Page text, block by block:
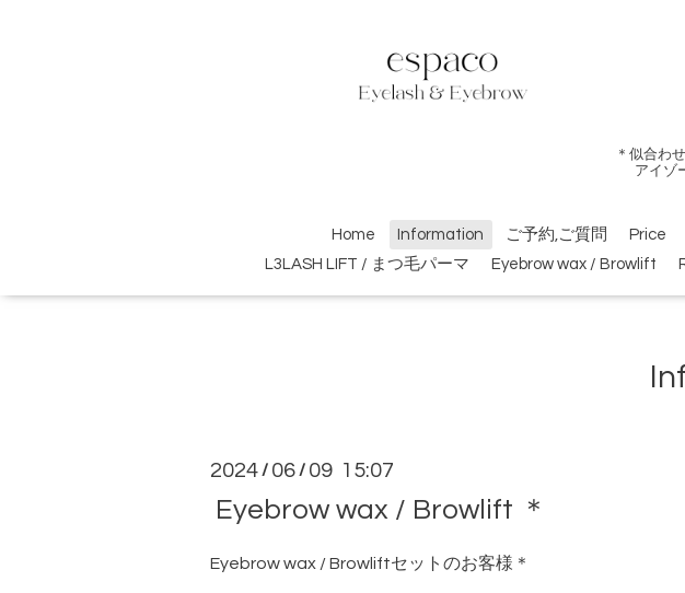
＊似合わ
アイゾ
Home Information ご予約,ご質問 Price
L3LASH LIFT / まつ毛パーマ
Eyebrow wax / Browlift
2024 / 06 / 09 15:07
Eyebrow wax / Browlift ＊
Eyebrow wax / Browliftセットのお客様＊